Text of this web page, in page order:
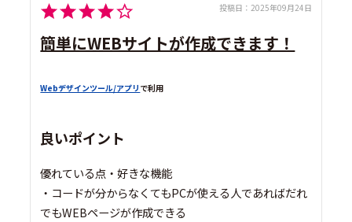
投稿日： 2025年09月24日
簡単にWEBサイトが作成できます！
Webデザインツール/アプリ で利用
良いポイント
優れている点・好きな機能
・コードが分からなくてもPCが使える人であればだれ
でもWEBページが作成できる